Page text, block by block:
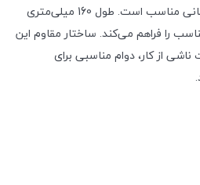
عملیات نصب و کارهای ساختمانی مناسب است. طول 160 میلی‌متری
را فراهم می‌کند. ساختار مقاوم این
ناشی از کار، دوام مناسبی برای
.